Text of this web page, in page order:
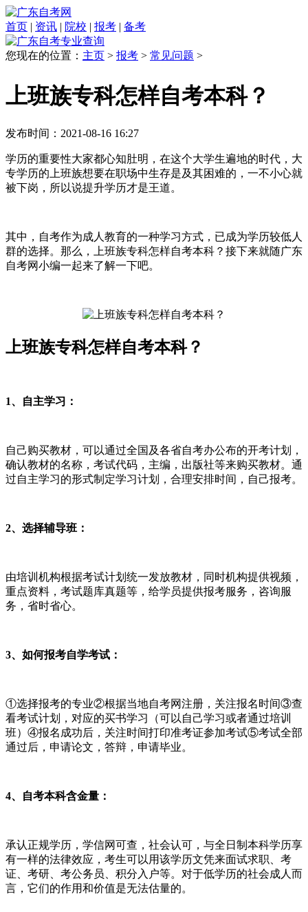
首页 | 资讯 | 院校 | 报考 | 备考
您现在的位置： 主页 > 报考 > 常见问题 >
上班族专科怎样自考本科？
发布时间：2021-08-16 16:27
学历的重要性大家都心知肚明，在这个大学生遍地的时代，大
专学历的上班族想要在职场中生存是及其困难的，一不小心就
被下岗，所以说提升学历才是王道。
其中，自考作为成人教育的一种学习方式，已成为学历较低人
群的选择。那么，上班族专科怎样自考本科？接下来就随广东
自考网小编一起来了解一下吧。
上班族专科怎样自考本科？
1、自主学习：
自己购买教材，可以通过全国及各省自考办公布的开考计划，
确认教材的名称，考试代码，主编，出版社等来购买教材。通
过自主学习的形式制定学习计划，合理安排时间，自己报考。
2、选择辅导班：
由培训机构根据考试计划统一发放教材，同时机构提供视频，
重点资料，考试题库真题等，给学员提供报考服务，咨询服
务，省时省心。
3、如何报考自学考试：
①选择报考的专业②根据当地自考网注册，关注报名时间③查
看考试计划，对应的买书学习（可以自己学习或者通过培训
班）④报名成功后，关注时间打印准考证参加考试⑤考试全部
通过后，申请论文，答辩，申请毕业。
4、自考本科含金量：
承认正规学历，学信网可查，社会认可，与全日制本科学历享
有一样的法律效应，考生可以用该学历文凭来面试求职、考
证、考研、考公务员、积分入户等。对于低学历的社会成人而
言，它们的作用和价值是无法估量的。